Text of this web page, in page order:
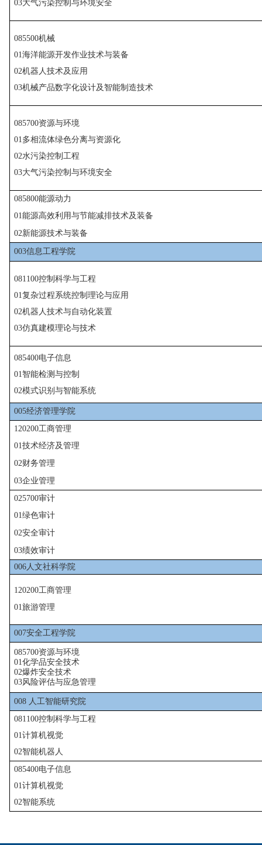
03大气污染控制与环境安全
085500机械
01海洋能源开发作业技术与装备
02机器人技术及应用
03机械产品数字化设计及智能制造技术
085700资源与环境
01多相流体绿色分离与资源化
02水污染控制工程
03大气污染控制与环境安全
085800能源动力
01能源高效利用与节能减排技术及装备
02新能源技术与装备
003信息工程学院
081100控制科学与工程
01复杂过程系统控制理论与应用
02机器人技术与自动化装置
03仿真建模理论与技术
085400电子信息
01智能检测与控制
02模式识别与智能系统
005经济管理学院
120200工商管理
01技术经济及管理
02财务管理
03企业管理
025700审计
01绿色审计
02安全审计
03绩效审计
006人文社科学院
120200工商管理
01旅游管理
007安全工程学院
085700资源与环境
01化学品安全技术
02爆炸安全技术
03风险评估与应急管理
008 人工智能研究院
081100控制科学与工程
01计算机视觉
02智能机器人
085400电子信息
01计算机视觉
02智能系统